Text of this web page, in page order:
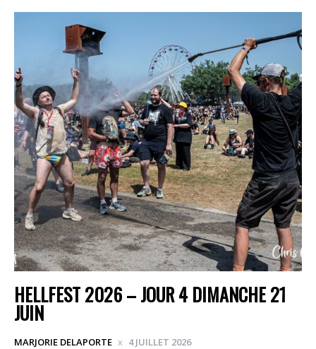
HELLFEST 2026 – JOUR 4 DIMANCHE 21
JUIN
MARJORIE DELAPORTE 4 JUILLET 2026